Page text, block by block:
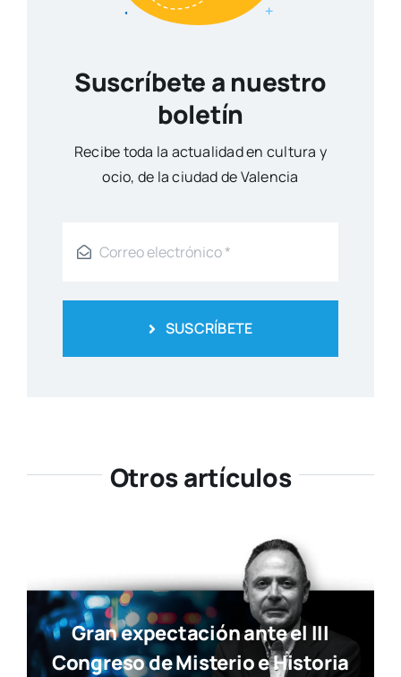
Suscríbete a nuestro
boletín
Reci­be toda la actua­li­dad en cul­tu­ra y
ocio, de la ciu­dad de Valen­cia
SUSCRÍBETE
Otros artículos
Gran expectación ante el III
Congreso de Misterio e Historia